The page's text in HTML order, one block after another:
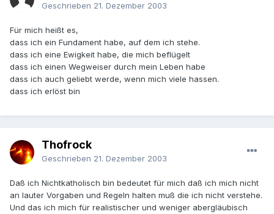
Geschrieben 21. Dezember 2003
Für mich heißt es,
dass ich ein Fundament habe, auf dem ich stehe.
dass ich eine Ewigkeit habe, die mich beflügelt
dass ich einen Wegweiser durch mein Leben habe
dass ich auch geliebt werde, wenn mich viele hassen.
dass ich erlöst bin
Thofrock
Geschrieben 21. Dezember 2003
Daß ich Nichtkatholisch bin bedeutet für mich daß ich mich nicht
an lauter Vorgaben und Regeln halten muß die ich nicht verstehe.
Und das ich mich für realistischer und weniger abergläubisch